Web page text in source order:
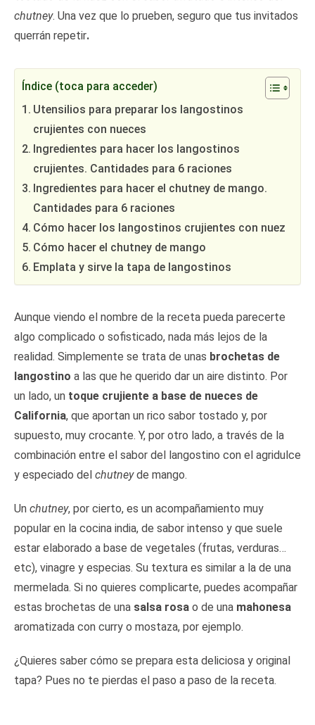
chutney. Una vez que lo prueben, seguro que tus invitados
querrán repetir.
Índice (toca para acceder)
Utensilios para preparar los langostinos
crujientes con nueces
Ingredientes para hacer los langostinos
crujientes. Cantidades para 6 raciones
Ingredientes para hacer el chutney de mango.
Cantidades para 6 raciones
Cómo hacer los langostinos crujientes con nuez
Cómo hacer el chutney de mango
Emplata y sirve la tapa de langostinos
Aunque viendo el nombre de la receta pueda parecerte
algo complicado o sofisticado, nada más lejos de la
realidad. Simplemente se trata de unas brochetas de
langostino a las que he querido dar un aire distinto. Por
un lado, un toque crujiente a base de nueces de
California, que aportan un rico sabor tostado y, por
supuesto, muy crocante. Y, por otro lado, a través de la
combinación entre el sabor del langostino con el agridulce
y especiado del chutneyde mango.
Un chutney, por cierto, es un acompañamiento muy
popular en la cocina india, de sabor intenso y que suele
estar elaborado a base de vegetales (frutas, verduras…
etc), vinagre y especias. Su textura es similar a la de una
mermelada. Si no quieres complicarte, puedes acompañar
estas brochetas de una salsa rosa o de una mahonesa
aromatizada con curry o mostaza, por ejemplo.
¿Quieres saber cómo se prepara esta deliciosa y original
tapa? Pues no te pierdas el paso a paso de la receta.